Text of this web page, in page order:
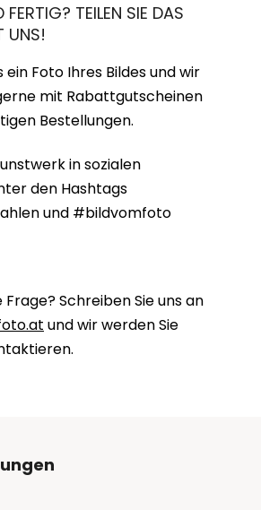
FERTIG? TEILEN SIE DAS
UNS!
ein Foto Ihres Bildes und wir
mit Rabattgutscheinen
Bestellungen.
in sozialen
den Hashtags
und #bildvomfoto
Frage? Schreiben Sie uns an
und wir werden Sie